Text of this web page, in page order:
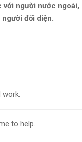
người nước
đối diện.
work.
to help.